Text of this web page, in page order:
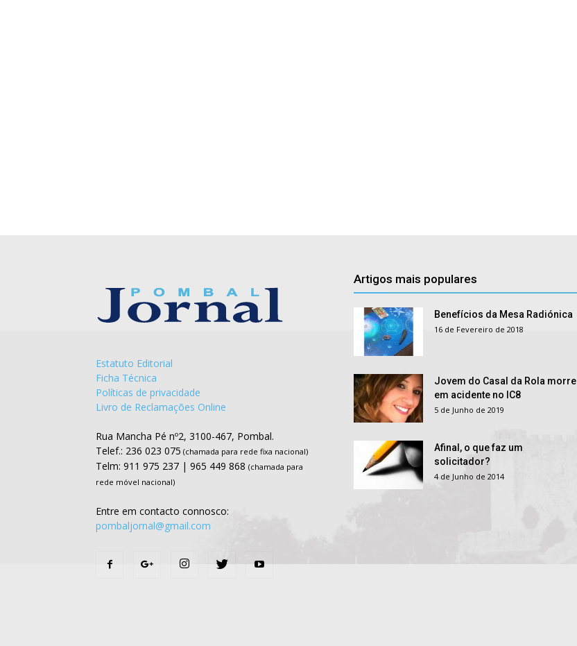
Estatuto Editorial
Ficha Técnica
Políticas de privacidade
Livro de Reclamações Online
Rua Mancha Pé nº2, 3100-467, Pombal.
Telef.: 236 023 075 (chamada para rede fixa nacional)
Telm: 911 975 237 | 965 449 868 (chamada para
rede móvel nacional)
Entre em contacto connosco:
pombaljornal@gmail.com
Artigos mais populares
Benefícios da Mesa Radiónica
16 de Fevereiro de 2018
Jovem do Casal da Rola morre
em acidente no IC8
5 de Junho de 2019
Afinal, o que faz um
solicitador?
4 de Junho de 2014